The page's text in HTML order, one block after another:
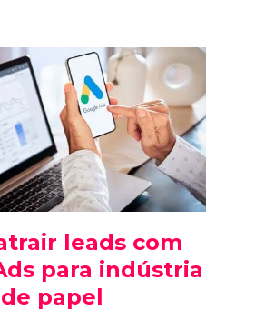
leads com
para indústria
de papel